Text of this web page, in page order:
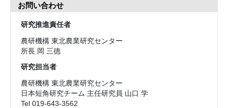
お問い合わせ
研究推進責任者
農研機構 東北農業研究センター
所長 岡 三德
研究担当者
農研機構 東北農業研究センター
日本短角研究チーム 主任研究員 山口 学
Tel 019-643-3562